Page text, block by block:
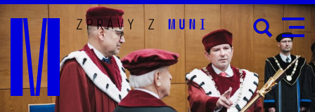
Přejít
hlavní
obsah